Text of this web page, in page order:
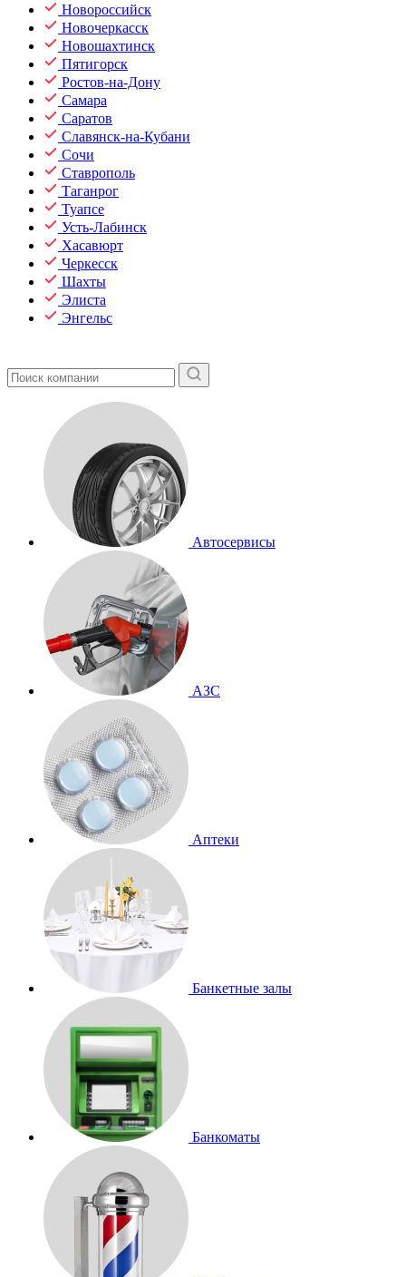
Новороссийск
Новочеркасск
Новошахтинск
Пятигорск
Ростов-на-Дону
Самара
Саратов
Славянск-на-Кубани
Сочи
Ставрополь
Таганрог
Туапсе
Усть-Лабинск
Хасавюрт
Черкесск
Шахты
Элиста
Энгельс
Автосервисы
АЗС
Аптеки
Банкетные залы
Банкоматы